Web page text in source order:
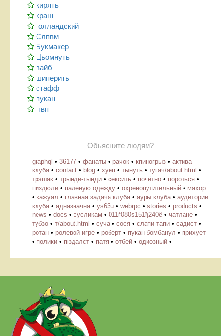
кирять
краш
голландский
Слпвм
Букмакер
Цьомнуть
вайб
шиперить
стафф
пукан
ггвп
Обьясните людям?
graphql • 36177 • фанаты • рачок • кпиногрыз • актива
клуба • contact • blog • хуеп • тынуть • тугач/about.html •
трэшак • трынди-тынди • сексить • почётно • пороться •
пиздюли • паленую одежду • охренопутительный • махор
• кажуал • главная задача клуба • ауры клуба • аудитории
клуба • адназначна • ys63u • webrpc • stories • products •
news • docs • cусликам • 011ѓ080ѕ151ђ240ё • чатлане •
тубзо • т/about.html • суча • сося • слапи-тапи • садист •
ротан • ролевой игре • роберт • пукан бомбанул • прихует
• полики • піздалєт • патя • отбей • одиозный •